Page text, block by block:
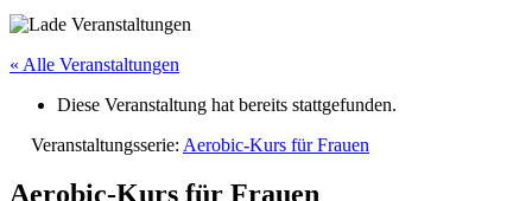
« Alle Veranstaltungen
Diese Veranstaltung hat bereits stattgefunden.
Veranstaltungsserie: Aerobic-Kurs für Frauen
Aerobic-Kurs für Frauen